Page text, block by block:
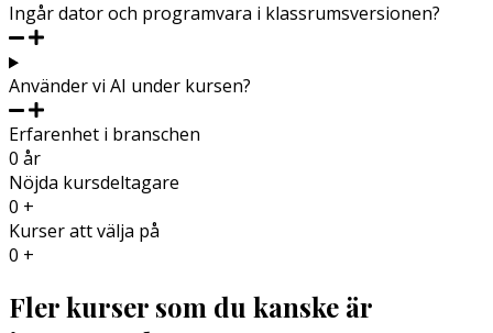
Ingår dator och programvara i klassrumsversionen?
Använder vi AI under kursen?
Erfarenhet i branschen
0 år
Nöjda kursdeltagare
0 +
Kurser att välja på
0 +
Fler kurser som du kanske är